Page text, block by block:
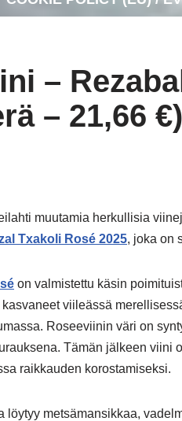
–
– 21,66 €)
muutamia herkullisia
Txakoli Rosé 2025, joka on
on valmistettu käsin
viileässä
Roseeviinin väri on
Tämän jälkeen viini
raikkauden korostamiseksi.
löytyy metsämansikkaa,